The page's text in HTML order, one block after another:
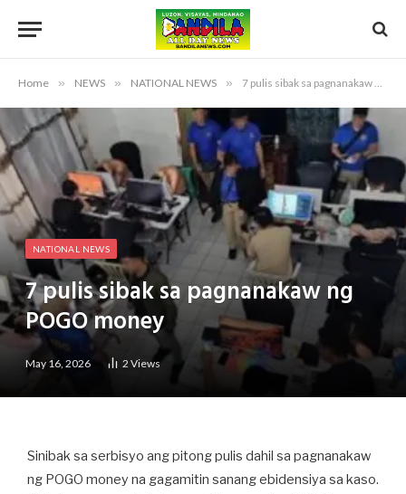
Home » NEWS » NATIONAL NEWS » 7 pulis sibak sa pagnanakaw ng POGO money
NATIONAL NEWS
7 pulis sibak sa pagnanakaw ng
POGO money
May 16, 2026 2 Views
Sinibak sa serbisyo ang pitong pulis dahil sa pagnanakaw
ng POGO money na gagamitin sanang ebidensiya sa kaso.